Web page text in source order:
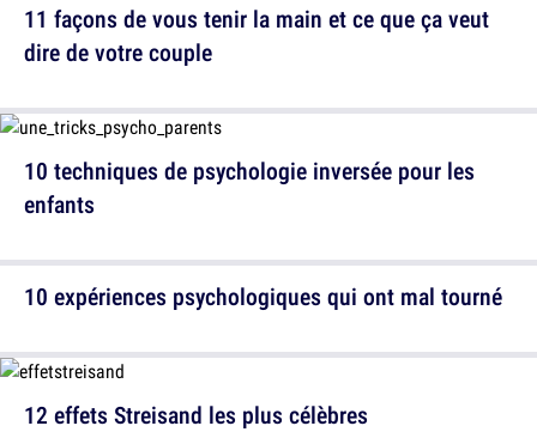
10 techniques de psychologie inversée pour les
enfants
12 effets Streisand les plus célèbres
11 façons de vous tenir la main et ce que ça veut
dire de votre couple
10 expériences psychologiques qui ont mal tourné